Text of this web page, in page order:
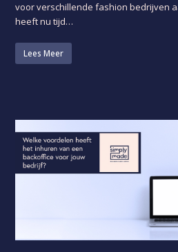
voor verschillende fashion bedrijven
heeft nu tijd…
Lees Meer